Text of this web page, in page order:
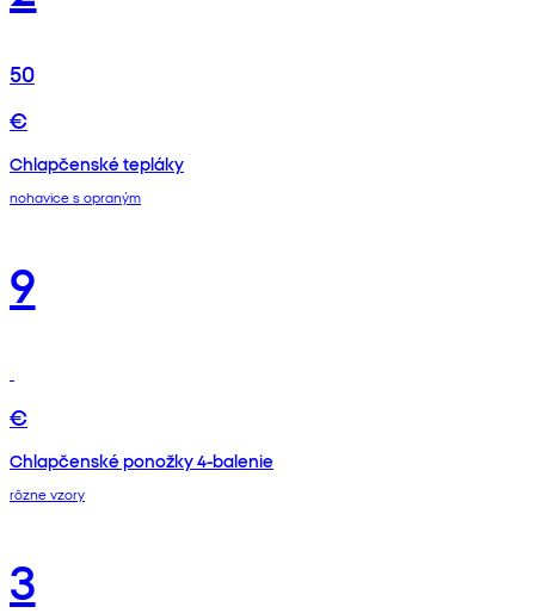
50
€
Chlapčenské tepláky
nohavice s opraným
9
€
Chlapčenské ponožky 4-balenie
rôzne vzory
3